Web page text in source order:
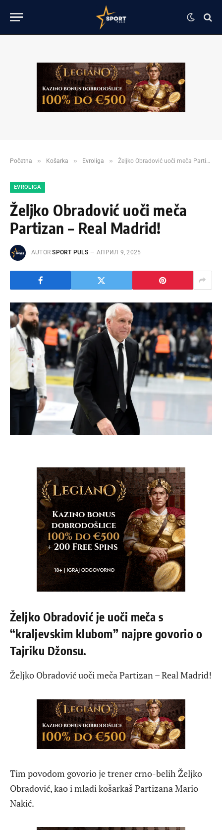
Početna » Košarka » Evroliga » Željko Obradović uoči meča Partizan – Real Madrid!
EVROLIGA
Željko Obradović uoči meča
Partizan – Real Madrid!
AUTOR SPORT PULS АПРИЛ 9, 2025
Željko Obradović je uoči meča s
“kraljevskim klubom” najpre govorio o
Tajriku Džonsu.
Željko Obradović uoči meča Partizan – Real Madrid!
Tim povodom govorio je trener crno-belih Željko
Obradović, kao i mladi košarkaš Partizana Mario
Nakić.